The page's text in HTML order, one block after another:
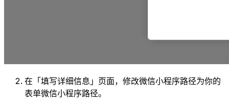
在「填写详细信息」页面，修改微信小程序路径为你的
表单微信小程序路径。